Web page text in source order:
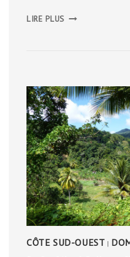
LIRE PLUS
CÔTE SUD-OUEST |